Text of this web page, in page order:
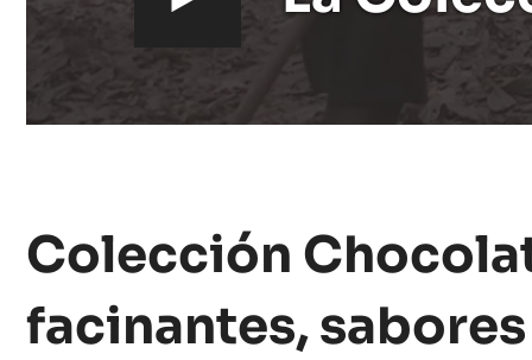
d
o
:
Colección
facinantes,